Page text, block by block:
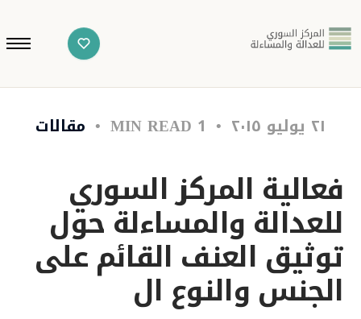
٢١ يوليو ٢٠١٥ مقالات
فعالية المركز السوري
للعدالة والمساءلة حول
توثيق العنف القائم على
الجنس والنوع ال